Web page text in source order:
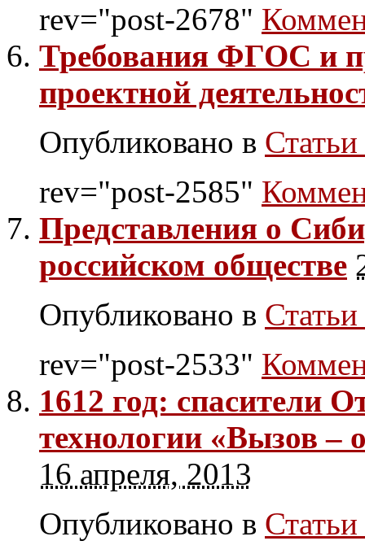
rev="post-2678"
Требования ФГОС и
проектной
Опубликовано в
rev="post-2585"
Представления о
российском обществе
Опубликовано в
rev="post-2533"
1612 год: спасители
технологии «Вызов –
16 апреля, 2013
Опубликовано в